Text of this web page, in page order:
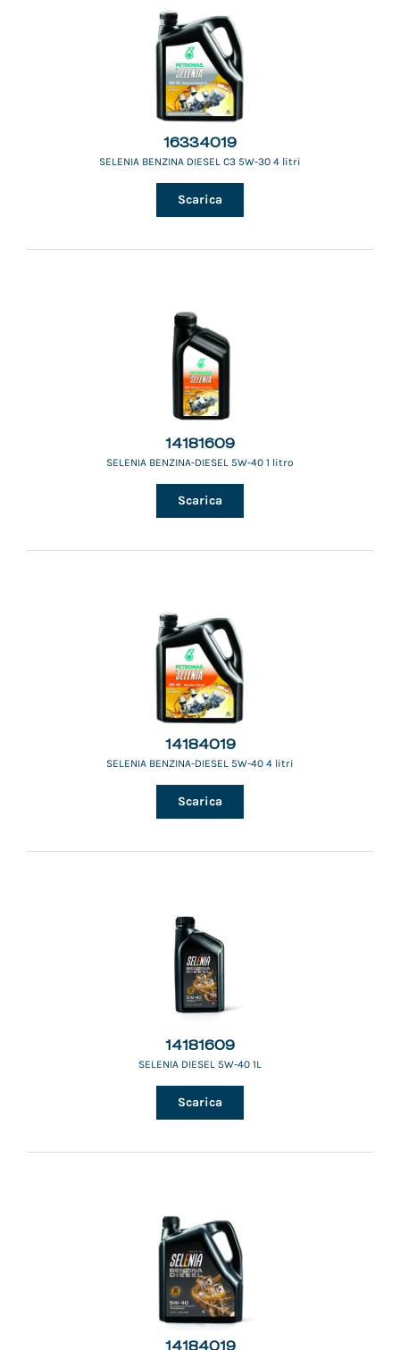
16334019
SELENIA BENZINA DIESEL C3 5W-30 4 litri
Scarica
14181609
SELENIA BENZINA-DIESEL 5W-40 1 litro
Scarica
14184019
SELENIA BENZINA-DIESEL 5W-40 4 litri
Scarica
14181609
SELENIA DIESEL 5W-40 1L
Scarica
14184019